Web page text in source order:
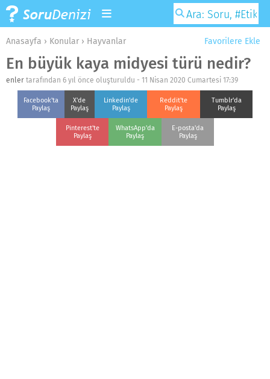
Favorilere Ekle
Anasayfa › Konular › Hayvanlar
En büyük kaya midyesi türü nedir?
enler tarafından 6 yıl önce oluşturuldu - 11 Nisan 2020 Cumartesi 17:39
Facebook'ta
Paylaş
X'de
Paylaş
Linkedin'de
Paylaş
Reddit'te
Paylaş
Tumblr'da
Paylaş
Pinterest'te
Paylaş
WhatsApp'da
Paylaş
E-posta'da
Paylaş